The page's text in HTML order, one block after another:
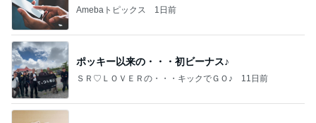
Amebaトピックス 1日前
ポッキー以来の・・・初ビーナス♪
ＳＲ♡ＬＯＶＥＲの・・・キックでＧＯ♪ 11日前